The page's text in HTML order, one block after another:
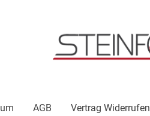
AGB Vertrag Widerrufen